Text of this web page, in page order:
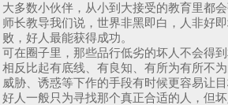
大多数小伙伴，从小到大接受的教育里都会
师长教导我们说，世界非黑即白，人非好
败，好人最能获得成功。
可在圈子里，那些品行低劣的坏人不会得到
相反比起有底线、有良知、有所为有所不为
威胁、诱惑等下作的手段有时候更容易让目
好人一般只为寻找那个真正合适的人，但